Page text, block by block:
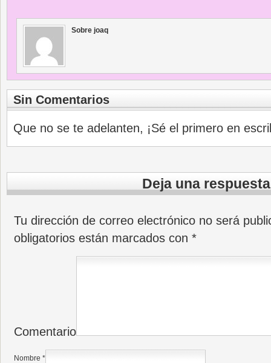
Sobre joaq
Sin Comentarios
Que no se te adelanten, ¡Sé el primero en
Deja una respuesta
Tu dirección de correo electrónico no será
obligatorios están marcados con *
Comentario
Nombre *